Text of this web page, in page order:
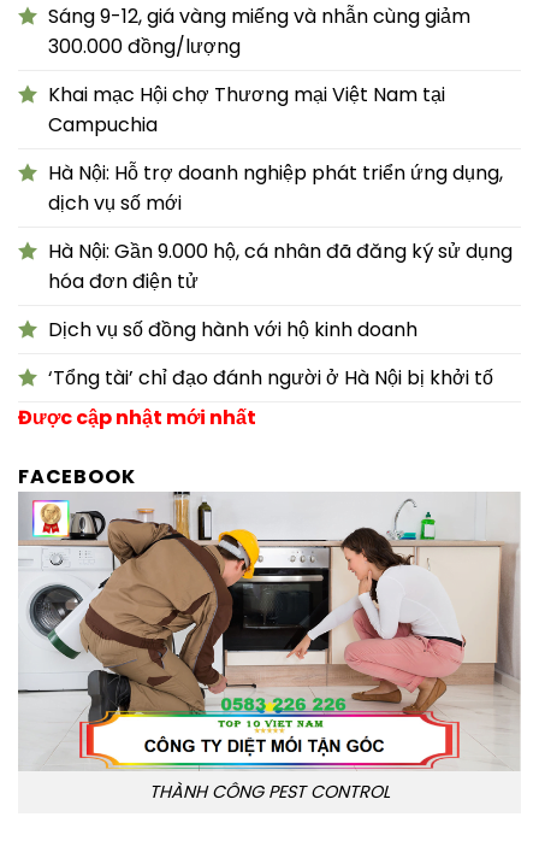
Sáng 9-12, giá vàng miếng và nhẫn cùng giảm
300.000 đồng/lượng
Khai mạc Hội chợ Thương mại Việt Nam tại
Campuchia
Hà Nội: Hỗ trợ doanh nghiệp phát triển ứng dụng,
dịch vụ số mới
Hà Nội: Gần 9.000 hộ, cá nhân đã đăng ký sử dụng
hóa đơn điện tử
Dịch vụ số đồng hành với hộ kinh doanh
‘Tổng tài’ chỉ đạo đánh người ở Hà Nội bị khởi tố
Được cập nhật mới nhất
FACEBOOK
THÀNH CÔNG PEST CONTROL